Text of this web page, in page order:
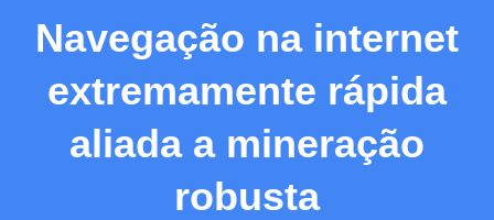
Navegação na internet
extremamente rápida
aliada a mineração
robusta